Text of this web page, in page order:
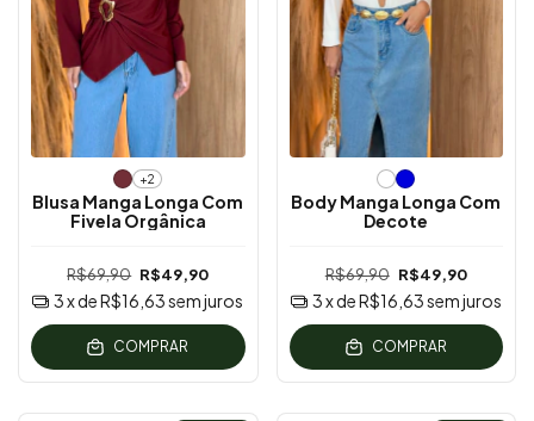
+2
Blusa Manga Longa Com
Fivela Orgânica
R$69,90 R$49,90
3x deR$16,63sem juros
COMPRAR
Body Manga Longa Com
Decote
R$69,90 R$49,90
3x deR$16,63sem juros
COMPRAR